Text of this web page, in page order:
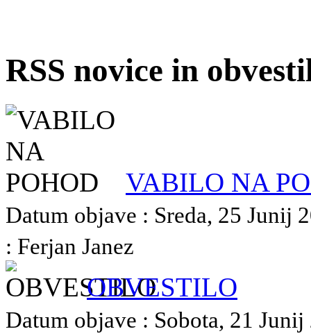
RSS novice in
VABILO NA
Datum objave : Sreda, 25 Junij
: Ferjan Janez
OBVESTILO
Datum objave : Sobota, 21